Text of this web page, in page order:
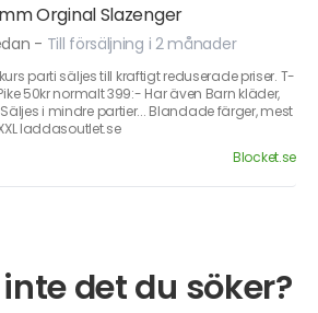
Orginal Slazenger
- Till försäljning i 2 månader
parti säljes till kraftigt reduserade priser. T-
50kr normalt 399:- Har även Barn kläder,
i mindre partier... Blandade färger, mest
laddasoutlet.se
Blocket.se
det du söker?